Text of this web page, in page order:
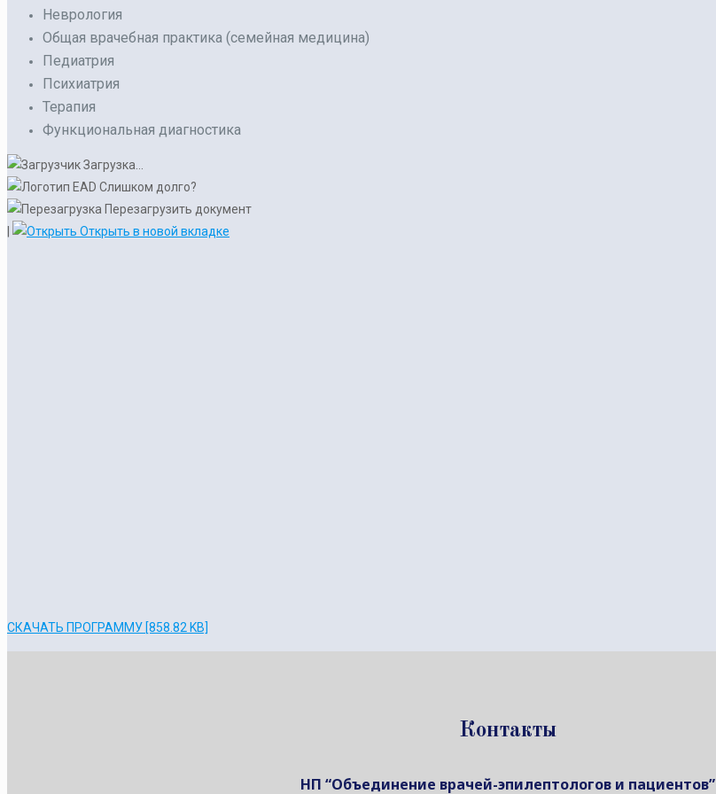
Неврология
Общая врачебная практика (семейная медицина)
Педиатрия
Психиатрия
Терапия
Функциональная диагностика
Загрузка...
Слишком долго?
Перезагрузить документ
|
Открыть в новой вкладке
СКАЧАТЬ ПРОГРАММУ [858.82 KB]
Контакты
НП “Объединение врачей-эпилептологов и пациентов”